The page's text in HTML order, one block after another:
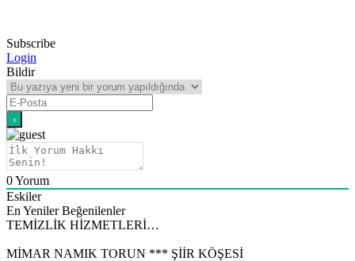
Subscribe
Login
Bildir
0Yorum
Eskiler
En Yeniler Beğenilenler
TEMİZLİK HİZMETLERİ…
MİMAR NAMIK TORUN *** ŞİİR KÖŞESİ